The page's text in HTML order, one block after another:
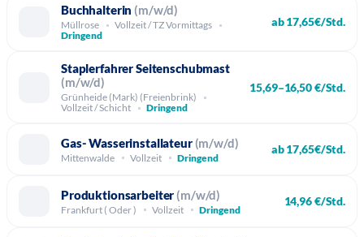
Buchhalterin (m/w/d)
Müllrose
Vollzeit / TZ Vormittags
Dringend
ab 17,65€/Std.
Staplerfahrer Seitenschubmast
(m/w/d)
Grünheide (Mark) (Freienbrink)
Vollzeit / Schicht
Dringend
15,69–16,50 €/Std.
Gas- Wasserinstallateur (m/w/d)
Mittenwalde Vollzeit Dringend
ab 17,65€/Std.
Produktionsarbeiter (m/w/d)
Frankfurt ( Oder ) Vollzeit Dringend
14,96 €/Std.